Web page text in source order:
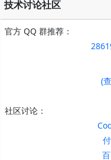
技术讨论社区
官方 QQ 群推荐：
(
社区讨论：